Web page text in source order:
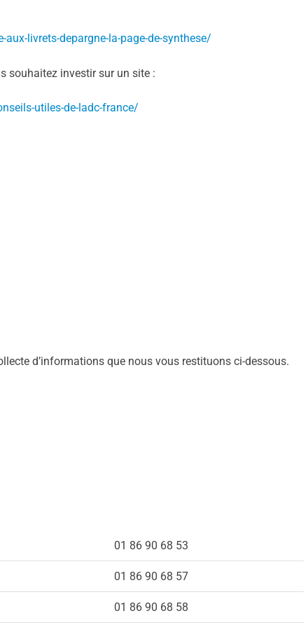
livrets-depargne-la-page-de-synthese/
souhaitez investir sur un site :
utiles-de-ladc-france/
d’informations que nous vous restituons ci-dessous.
01 86 90 68 53
01 86 90 68 57
01 86 90 68 58